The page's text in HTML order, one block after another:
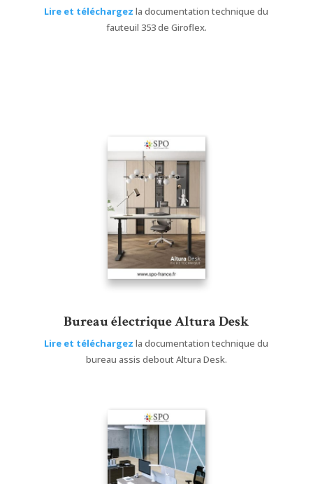
Lire et téléchargez la documentation technique du
fauteuil 353 de Giroflex.
Bureau électrique Altura Desk
Lire et téléchargez la documentation technique du
bureau assis debout Altura Desk.